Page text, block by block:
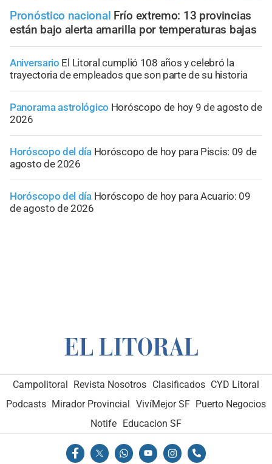
Pronóstico nacional Frío extremo: 13 provincias
están bajo alerta amarilla por temperaturas bajas
Aniversario El Litoral cumplió 108 años y celebró la
trayectoria de empleados que son parte de su historia
Panorama astrológico Horóscopo de hoy 9 de agosto de
2026
Horóscopo del día Horóscopo de hoy para Piscis: 09 de
agosto de 2026
Horóscopo del día Horóscopo de hoy para Acuario: 09
de agosto de 2026
Campolitoral Revista Nosotros Clasificados CYD Litoral
Podcasts Mirador Provincial VivíMejor SF Puerto Negocios
Notife
Educacion SF